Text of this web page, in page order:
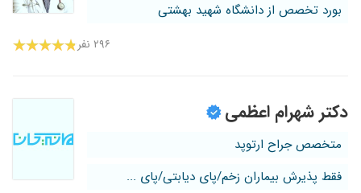
بورد تخصص از دانشگاه شهید بهشتی
۲۹۶ نفر
دکتر شهرام اعظمی
متخصص جراح ارتوپد
فقط پذیرش بیماران زخم/پای دیابتی/پای ...